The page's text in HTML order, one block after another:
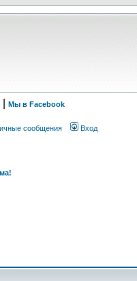
| Мы в Facebook
сообщения Вход